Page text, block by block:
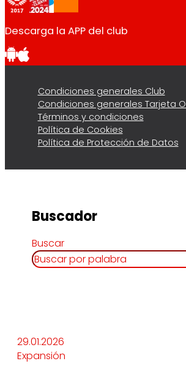
Descarga la APP del club
Condiciones generales Club
Condiciones generales Tarjeta
Términos y condiciones
Política de Cookies
Política de Protección de Datos
Buscador
Buscar
29.01.2026
Expansión